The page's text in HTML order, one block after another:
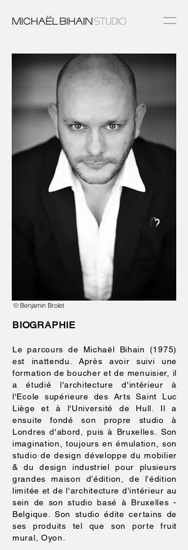
©Benjamin Brolet
BIOGRAPHIE
Le parcours de Michaël Bihain (1975)
est inattendu. Après avoir suivi une
formation de boucher et de menuisier, il
a étudié l'architecture d'intérieur à
l'Ecole supérieure des Arts Saint Luc
Liège et à l'Université de Hull. Il a
ensuite fondé son propre studio à
Londres d'abord, puis à Bruxelles. Son
imagination, toujours en émulation, son
studio de design développe du mobilier
& du design industriel pour plusieurs
grandes maison d’édition, de l’édition
limitée et de l'architecture d'intérieur au
sein de son studio basé à Bruxelles -
Belgique. Son studio édite certains de
ses produits tel que son porte fruit
mural, Oyon.